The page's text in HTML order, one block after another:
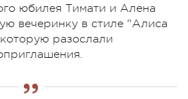
юбилея Тимати и Алена
вечеринку в стиле "Алиса
разослали